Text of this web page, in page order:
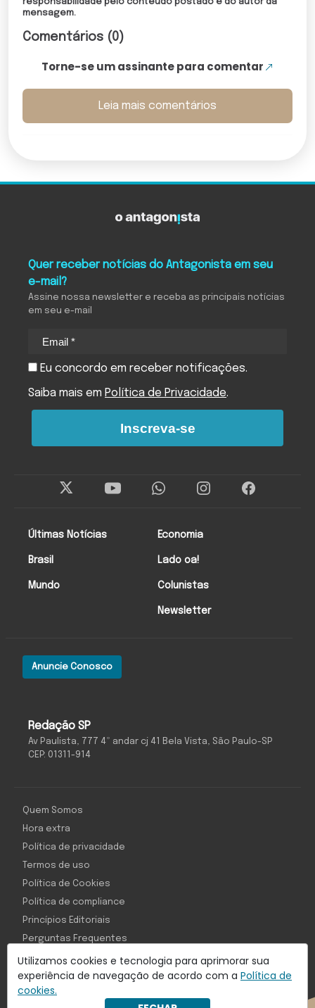
mensagem.
Comentários (0)
Torne-se um assinante para comentar
Leia mais comentários
Utilizamos cookies e tecnologia para aprimorar sua
experiência de navegação de acordo com a Política de
cookies.
Redação SP
Av Paulista, 777 4º andar cj 41 Bela Vista, São Paulo-SP
CEP: 01311-914
Anuncie Conosco
Últimas Notícias
Brasil
Mundo
Economia
Lado oa!
Colunistas
Newsletter
Quer receber notícias do Antagonista em seu
e-mail?
Assine nossa newsletter e receba as principais notícias
em seu e-mail
Eu concordo em receber notificações.
Saiba mais em Política de Privacidade.
Inscreva-se
Com inteligência e tecnologia:
Quem Somos
Hora extra
Política de privacidade
Termos de uso
Política de Cookies
Política de compliance
Princípios Editoriais
Perguntas Frequentes